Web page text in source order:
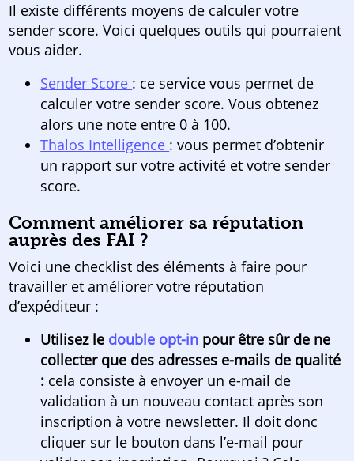
Il existe différents moyens de calculer votre
sender score. Voici quelques outils qui pourraient
vous aider.
Sender Score : ce service vous permet de
calculer votre sender score. Vous obtenez
alors une note entre 0 à 100.
Thalos Intelligence : vous permet d’obtenir
un rapport sur votre activité et votre sender
score.
Comment améliorer sa réputation
auprès des FAI ?
Voici une checklist des éléments à faire pour
travailler et améliorer votre réputation
d’expéditeur :
Utilisez le double opt-in pour être sûr de ne
collecter que des adresses e-mails de qualité
: cela consiste à envoyer un e-mail de
validation à un nouveau contact après son
inscription à votre newsletter. Il doit donc
cliquer sur le bouton dans l’e-mail pour